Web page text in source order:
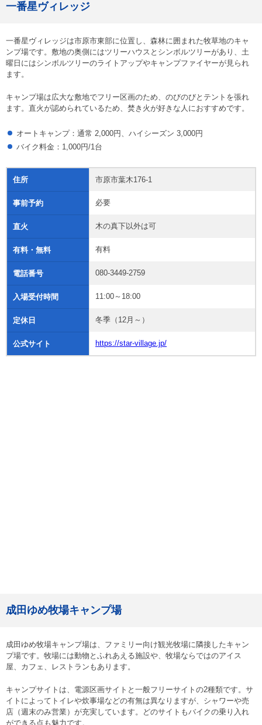
一番星ヴィレッジ
一番星ヴィレッジは市原市東部に位置し、森林に囲まれた牧草地のキャ
ンプ場です。敷地の奥側にはツリーハウスとシンボルツリーがあり、土
曜日にはシンボルツリーのライトアップやキャンプファイヤーが見られ
ます。
キャンプ場は広大な敷地でフリー区画のため、のびのびとテントを張れ
ます。直火が認められているため、焚き火が好きな人におすすめです。
オートキャンプ：通常 2,000円、ハイシーズン 3,000円
バイク料金：1,000円/1台
住所 市原市葉木176-1
事前予約 必要
直火 木の真下以外は可
有料・無料 有料
電話番号 080-3449-2759
入場受付時間 11:00～18:00
定休日 冬季（12月～）
公式サイト https://star-village.jp/
成田ゆめ牧場キャンプ場
成田ゆめ牧場キャンプ場は、ファミリー向け観光牧場に隣接したキャン
プ場です。牧場には動物とふれあえる施設や、牧場ならではのアイス
屋、カフェ、レストランもあります。
キャンプサイトは、電源区画サイトと一般フリーサイトの2種類です。サ
イトによってトイレや炊事場などの有無は異なりますが、シャワーや売
店（週末のみ営業）が充実しています。どのサイトもバイクの乗り入れ
ができる点も魅力です。